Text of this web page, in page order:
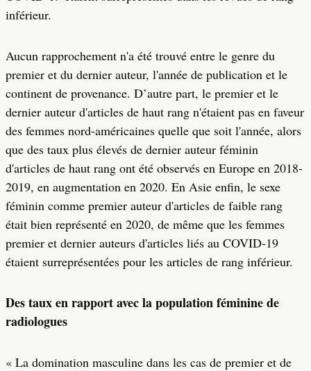
inférieur.
Aucun rapprochement n'a été trouvé entre le genre du
premier et du dernier auteur, l'année de publication et le
continent de provenance. D’autre part, le premier et le
dernier auteur d'articles de haut rang n'étaient pas en faveur
des femmes nord-américaines quelle que soit l'année, alors
que des taux plus élevés de dernier auteur féminin
d'articles de haut rang ont été observés en Europe en 2018-
2019, en augmentation en 2020. En Asie enfin, le sexe
féminin comme premier auteur d'articles de faible rang
était bien représenté en 2020, de même que les femmes
premier et dernier auteurs d'articles liés au COVID-19
étaient surreprésentées pour les articles de rang inférieur.
Des taux en rapport avec la population féminine de
radiologues
« La domination masculine dans les cas de premier et de